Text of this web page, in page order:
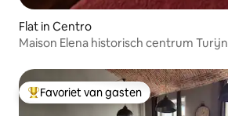
Flat in Centro
Maison Elena historisch centrum Turijn
Topfavoriet van gasten
Favoriet van gasten